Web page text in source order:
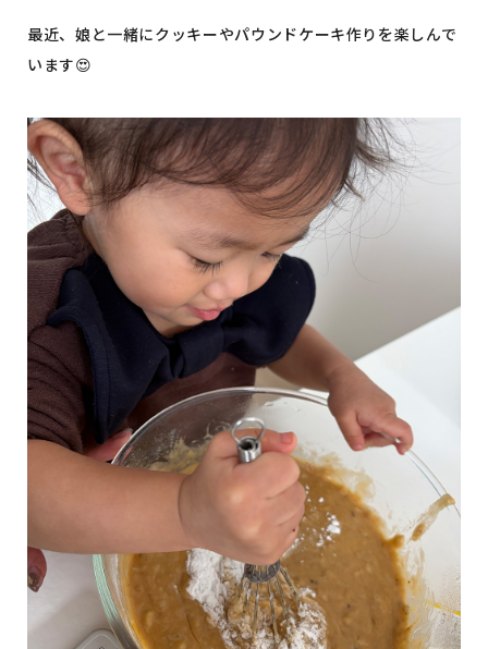
最近、娘と一緒にクッキーやパウンドケーキ作りを楽しんで
います😍